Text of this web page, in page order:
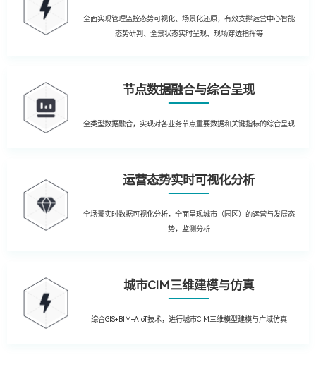
全面实现管理监控态势可视化、场景化还原，有效支撑运营中心智能
态势研判、全景状态实时呈现、现场穿透指挥等
节点数据融合与综合呈现
全类型数据融合，实现对各业务节点重要数据和关键指标的综合呈现
运营态势实时可视化分析
全场景实时数据可视化分析，全面呈现城市（园区）的运营与发展态
势，监测分析
城市CIM三维建模与仿真
综合GIS+BIM+AIoT技术，进行城市CIM三维模型建模与广域仿真